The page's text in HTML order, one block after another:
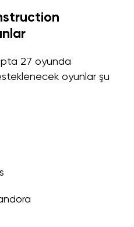
27 oyunda
oyunlar şu